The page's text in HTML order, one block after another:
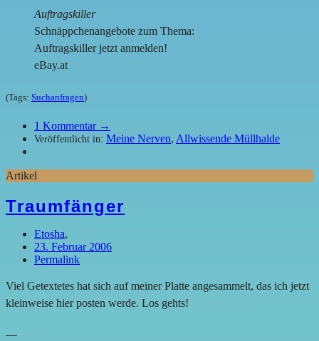
Auftragskiller
Schnäppchenangebote zum Thema:
Auftragskiller jetzt anmelden!
eBay.at
(Tags: Suchanfragen)
1 Kommentar →
Veröffentlicht in: Meine Nerven, Allwissende Müllhalde
Artikel
Traumfänger
Etosha,
23. Februar 2006
Permalink
Viel Getextetes hat sich auf meiner Platte angesammelt, das ich jetzt
kleinweise hier posten werde. Los gehts!
—